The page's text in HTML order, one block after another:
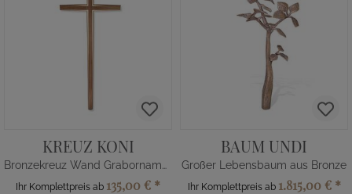
KREUZ KONI
Bronzekreuz Wand Grabornament
Ihr Komplettpreis ab 135,00 € *
BAUM UNDI
Großer Lebensbaum aus Bronze
Ihr Komplettpreis ab 1.815,00 € *